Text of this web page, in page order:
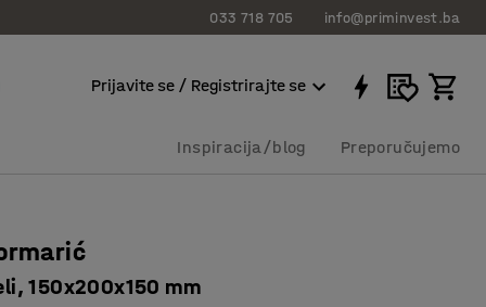
033 718 705 info@priminvest.ba
Prijavite se / Registrirajte se
Inspiracija/blog Preporučujemo
150x200x150 mm